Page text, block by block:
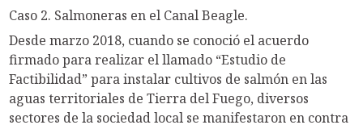
Caso 2. Salmoneras en el Canal Beagle.
Desde marzo 2018, cuando se conoció el acuerdo
firmado para realizar el llamado “Estudio de
Factibilidad” para instalar cultivos de salmón en las
aguas territoriales de Tierra del Fuego, diversos
sectores de la sociedad local se manifestaron en contra